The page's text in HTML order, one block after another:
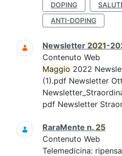
DOPING
ANTI-DOPING
Newsletter 2021-
Contenuto Web
Maggio 2022
(1).pdf Newsletter
pdf Newsletter
RaraMente n. 25
Contenuto Web
Telemedicina: